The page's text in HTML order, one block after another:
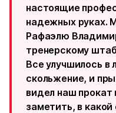
настоящие
надежных руках.
Рафаэлю
тренерскому
Все улучшилось в
скольжение, и
видел наш
заметить, в